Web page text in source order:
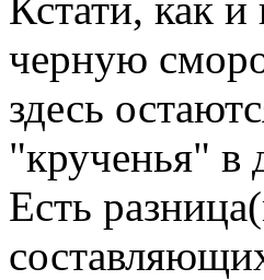
черную
здесь
"крученья" в
Есть